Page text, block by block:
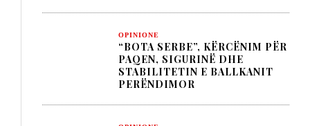
OPINIONE
“BOTA SERBE”, KËRCËNIM PËR
PAQEN, SIGURINË DHE
STABILITETIN E BALLKANIT
PERËNDIMOR